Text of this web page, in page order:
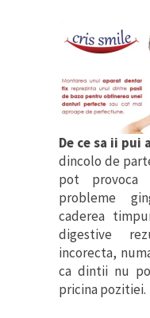
De ce sa ii pui
dincolo de
pot provoca
probleme
caderea
digestive
incorecta,
ca dintii nu
pricina pozitiei.